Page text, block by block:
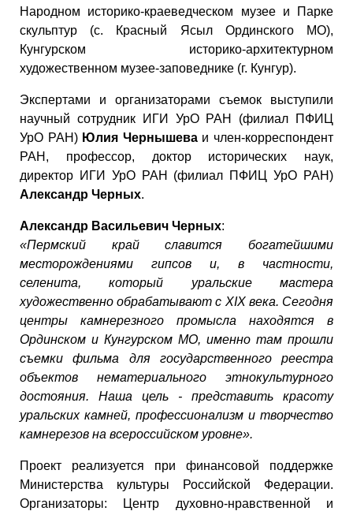
Народном историко-краеведческом музее и Парке
скульптур (с. Красный Ясыл Ординского МО),
Кунгурском историко-архитектурном
художественном музее-заповеднике (г. Кунгур).
Экспертами и организаторами съемок выступили
научный сотрудник ИГИ УрО РАН (филиал ПФИЦ
УрО РАН) Юлия Чернышеваи член-корреспондент
РАН, профессор, доктор исторических наук,
директор ИГИ УрО РАН (филиал ПФИЦ УрО РАН)
Александр Черных.
Александр Васильевич Черных:
«Пермский край славится богатейшими
месторождениями гипсов и, в частности,
селенита, который уральские мастера
художественно обрабатывают с XIX века. Сегодня
центры камнерезного промысла находятся в
Ординском и Кунгурском МО, именно там прошли
съемки фильма для государственного реестра
объектов нематериального этнокультурного
достояния. Наша цель - представить красоту
уральских камней, профессионализм и творчество
камнерезов на всероссийском уровне».
Проект реализуется при финансовой поддержке
Министерства культуры Российской Федерации.
Организаторы: Центр духовно-нравственной и